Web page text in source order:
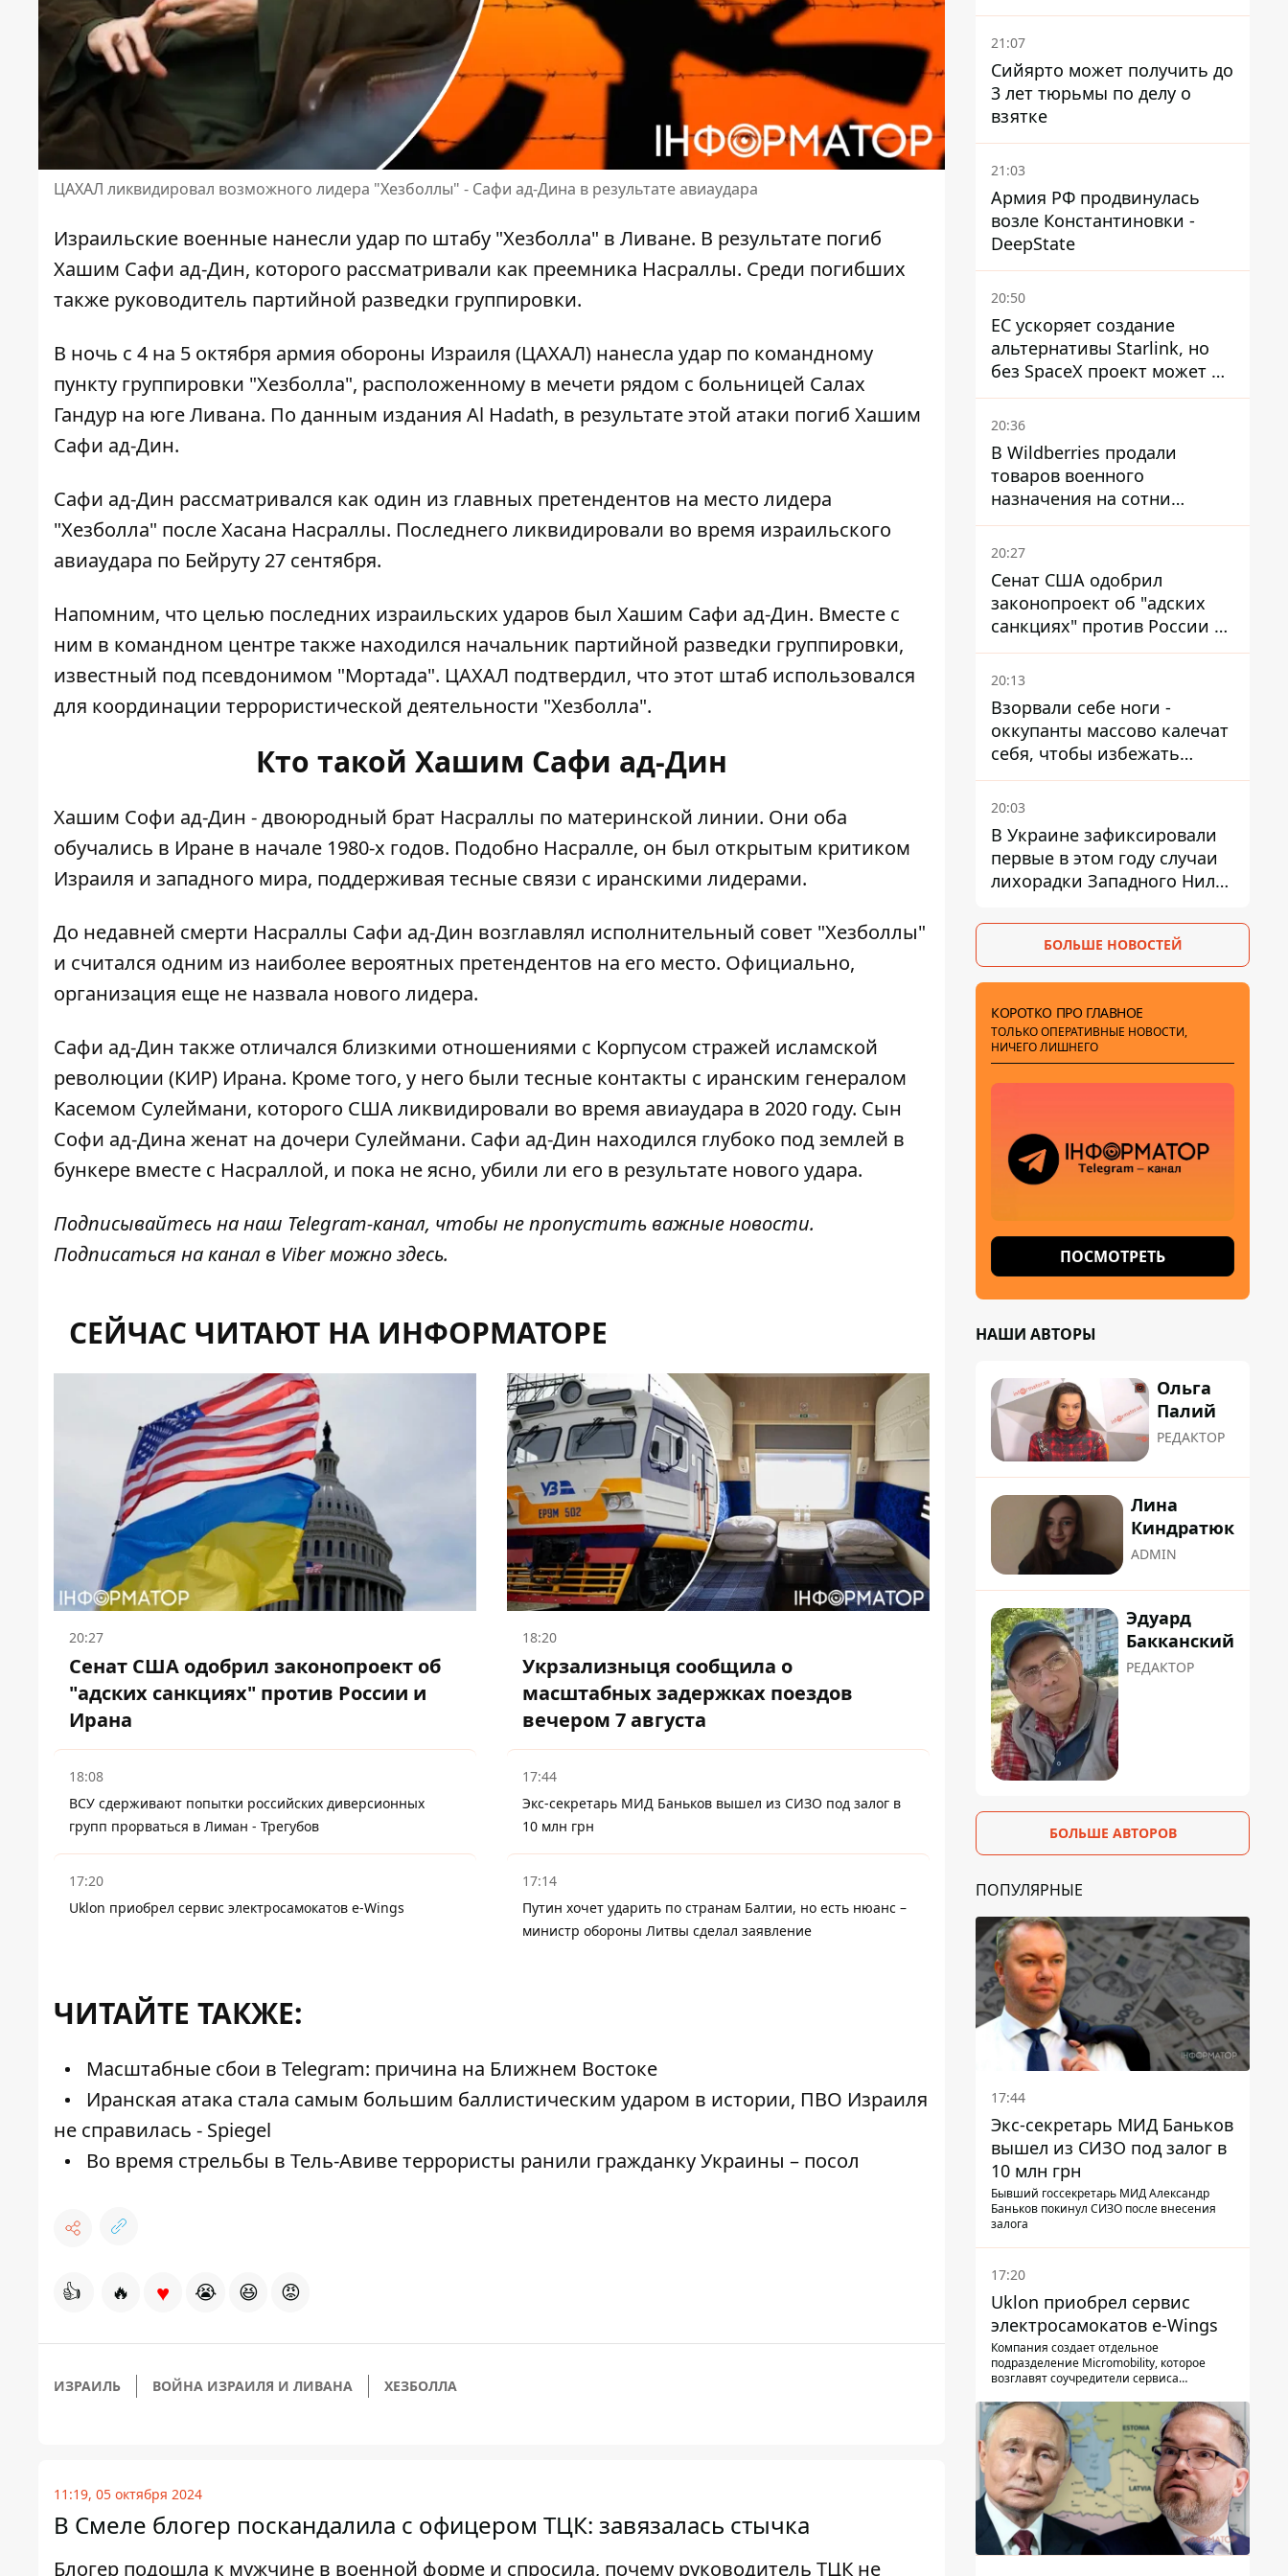
ЦАХАЛ ликвидировал возможного лидера "Хезболлы" - Сафи ад-Дина в результате авиаудара
Израильские военные нанесли удар по штабу "Хезболла" в Ливане. В результате погиб
Хашим Сафи ад-Дин, которого рассматривали как преемника Насраллы. Среди погибших
также руководитель партийной разведки группировки.
В ночь с 4 на 5 октября армия обороны Израиля (ЦАХАЛ) нанесла удар по командному
пункту группировки "Хезболла", расположенному в мечети рядом с больницей Салах
Гандур на юге Ливана. По данным издания Al Hadath, в результате этой атаки погиб Хашим
Сафи ад-Дин.
Сафи ад-Дин рассматривался как один из главных претендентов на место лидера
"Хезболла" после Хасана Насраллы. Последнего ликвидировали во время израильского
авиаудара по Бейруту 27 сентября.
Напомним, что целью последних израильских ударов был Хашим Сафи ад-Дин. Вместе с
ним в командном центре также находился начальник партийной разведки группировки,
известный под псевдонимом "Мортада". ЦАХАЛ подтвердил, что этот штаб использовался
для координации террористической деятельности "Хезболла".
Кто такой Хашим Сафи ад-Дин
Хашим Софи ад-Дин -двоюродный брат Насраллы по материнской линии. Они оба
обучались в Иране в начале 1980-х годов. Подобно Насралле, он был открытым критиком
Израиля и западного мира, поддерживая тесные связи с иранскими лидерами.
До недавней смерти Насраллы Сафи ад-Дин возглавлял исполнительный совет "Хезболлы"
и считался одним из наиболее вероятных претендентов на его место. Официально,
организация еще не назвала нового лидера.
Сафи ад-Дин также отличался близкими отношениями с Корпусом стражей исламской
революции (КИР) Ирана. Кроме того, у него были тесные контакты с иранским генералом
Касемом Сулеймани, которого США ликвидировали во время авиаудара в 2020 году. Сын
Софи ад-Дина женат на дочери Сулеймани. Сафи ад-Дин находился глубоко под землей в
бункере вместе с Насраллой, и пока не ясно, убили ли его в результате нового удара.
Подписывайтесь на наш Telegram-канал, чтобы не пропустить важные новости.
Подписаться на канал в Viber можноздесь.
СЕЙЧАС ЧИТАЮТ НА ИНФОРМАТОРЕ
20:27
Сенат США одобрил законопроект об
"адских санкциях" против России и
Ирана
18:20
Укрзализныця сообщила о
масштабных задержках поездов
вечером 7 августа
18:08
ВСУ сдерживают попытки российских диверсионных
групп прорваться в Лиман - Трегубов
17:44
Экс-секретарь МИД Баньков вышел из СИЗО под залог в
10 млн грн
17:20
Uklon приобрел сервис электросамокатов e-Wings
17:14
Путин хочет ударить по странам Балтии, но есть нюанс –
министр обороны Литвы сделал заявление
ЧИТАЙТЕ ТАКЖЕ:
Масштабные сбои в Telegram: причина на Ближнем Востоке
Иранская атака стала самым большим баллистическим ударом в истории, ПВО Израиля
не справилась - Spiegel
Во время стрельбы в Тель-Авиве террористы ранили гражданку Украины – посол
👍 🔥 ♥ 😭 😆 😡
ИЗРАИЛЬ ВОЙНА ИЗРАИЛЯ И ЛИВАНА ХЕЗБОЛЛА
11:19, 05 октября 2024
В Смеле блогер поскандалила с офицером ТЦК: завязалась стычка
Блогер подошла к мужчине в военной форме и спросила, почему руководитель ТЦК не
погибших, шесть
пострадавших
21:07
Сийярто может получить до
3 лет тюрьмы по делу о
взятке
21:03
Армия РФ продвинулась
возле Константиновки -
DeepState
20:50
ЕС ускоряет создание
альтернативы Starlink, но
без SpaceX проект может не
обойтись
20:36
В Wildberries продали
товаров военного
назначения на сотни
миллионов, но удары ВСУ
изменили ситуацию
20:27
Сенат США одобрил
законопроект об "адских
санкциях" против России и
Ирана
20:13
Взорвали себе ноги -
оккупанты массово калечат
себя, чтобы избежать
штурмов - ГУР
20:03
В Украине зафиксировали
первые в этом году случаи
лихорадки Западного Нила:
после укусов комаров
БОЛЬШЕ НОВОСТЕЙ
КОРОТКО ПРО ГЛАВНОЕ
ТОЛЬКО ОПЕРАТИВНЫЕ НОВОСТИ,
НИЧЕГО ЛИШНЕГО
ПОСМОТРЕТЬ
НАШИ АВТОРЫ
Ольга
Палий
РЕДАКТОР
Лина
Киндратюк
ADMIN
Эдуард
Бакканский
РЕДАКТОР
БОЛЬШЕ АВТОРОВ
ПОПУЛЯРНЫЕ
17:44
Экс-секретарь МИД Баньков
вышел из СИЗО под залог в
10 млн грн
Бывший госсекретарь МИД Александр
Баньков покинул СИЗО после внесения
залога
17:20
Uklon приобрел сервис
электросамокатов e-Wings
Компания создает отдельное
подразделение Micromobility, которое
возглавят соучредители сервиса